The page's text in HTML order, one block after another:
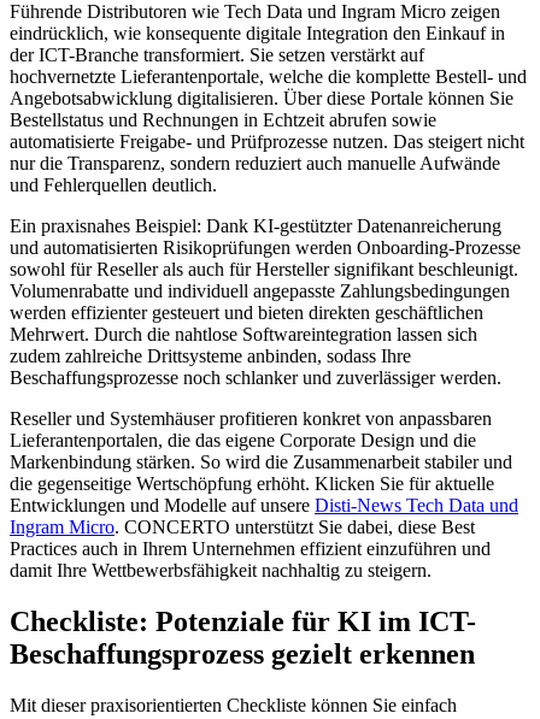
Führende Distributoren wie Tech Data und Ingram Micro zeigen
eindrücklich, wie konsequente digitale Integration den Einkauf in
der ICT-Branche transformiert. Sie setzen verstärkt auf
hochvernetzte Lieferantenportale, welche die komplette Bestell- und
Angebotsabwicklung digitalisieren. Über diese Portale können Sie
Bestellstatus und Rechnungen in Echtzeit abrufen sowie
automatisierte Freigabe- und Prüfprozesse nutzen. Das steigert nicht
nur die Transparenz, sondern reduziert auch manuelle Aufwände
und Fehlerquellen deutlich.
Ein praxisnahes Beispiel: Dank KI-gestützter Datenanreicherung
und automatisierten Risikoprüfungen werden Onboarding-Prozesse
sowohl für Reseller als auch für Hersteller signifikant beschleunigt.
Volumenrabatte und individuell angepasste Zahlungsbedingungen
werden effizienter gesteuert und bieten direkten geschäftlichen
Mehrwert. Durch die nahtlose Softwareintegration lassen sich
zudem zahlreiche Drittsysteme anbinden, sodass Ihre
Beschaffungsprozesse noch schlanker und zuverlässiger werden.
Reseller und Systemhäuser profitieren konkret von anpassbaren
Lieferantenportalen, die das eigene Corporate Design und die
Markenbindung stärken. So wird die Zusammenarbeit stabiler und
die gegenseitige Wertschöpfung erhöht. Klicken Sie für aktuelle
Entwicklungen und Modelle auf unsere Disti-News Tech Data und
Ingram Micro. CONCERTO unterstützt Sie dabei, diese Best
Practices auch in Ihrem Unternehmen effizient einzuführen und
damit Ihre Wettbewerbsfähigkeit nachhaltig zu steigern.
Checkliste: Potenziale für KI im ICT-
Beschaffungsprozess gezielt erkennen
Mit dieser praxisorientierten Checkliste können Sie einfach